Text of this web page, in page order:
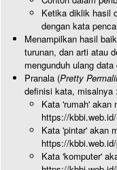
Ketika diklik hasil
dengan kata
Menampilkan hasil
turunan, dan arti atau
mengunduh ulang
Pranala (Pretty
definisi kata, misalnya :
Kata 'rumah' akan
https://
Kata 'pintar' akan
https://
Kata 'komputer'